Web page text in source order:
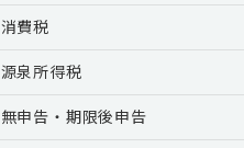
消費税
源泉所得税
無申告・期限後申告